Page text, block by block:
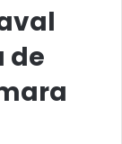
de